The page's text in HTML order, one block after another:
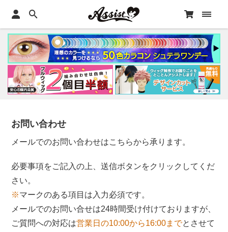
お問い合わせ
メールでのお問い合わせはこちらから承ります。
必要事項をご記入の上、送信ボタンをクリックしてくだ
さい。
※マークのある項目は入力必須です。
メールでのお問い合せは24時間受け付けておりますが、
ご質問への対応は営業日の10:00から16:00までとさせて